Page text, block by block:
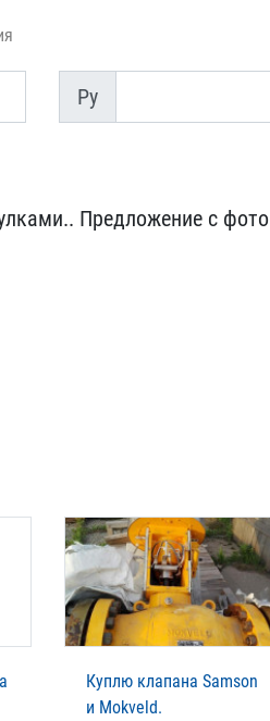
Py
Py
Пр​едложение с фото
Куплю клапана Samson
и Mokveld.